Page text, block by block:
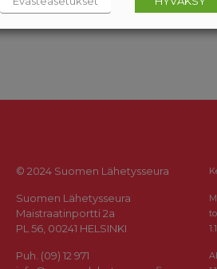
© 2024 Suomen Lähetysseura
Suomen Lähetysseura
Maistraatinportti 2a
PL 56, 00241 HELSINKI
Puh. (09) 12 971